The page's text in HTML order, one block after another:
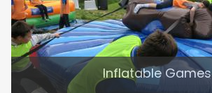
Inflatable Games